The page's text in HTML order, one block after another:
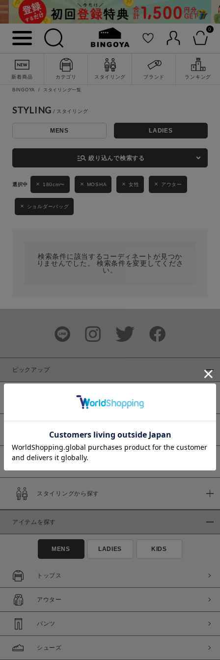
0
新着商品 カテゴリ スタイリング ブランド ランキング
詳細検索
キーワード
性別
MENS LADIES KIDS
ブランド
商品タイプ
通常商品
セール価格
在庫
在庫あり
BINGOYA スタイリング一覧
STYLING
MENS LADIES
manage_search 絞り込んで検索する
180cm〜 MOSHA 女性 アウター
ショルダーバッグ
検索条件に該当するコーディネートが見つか
りませんでした。 検索条件を変更してくださ
い。
ピックアップ
予約商品
スタイリングから探す
アイテムを探す
MENS LADIES KIDS
トップス
アウター
パンツ
シューズ